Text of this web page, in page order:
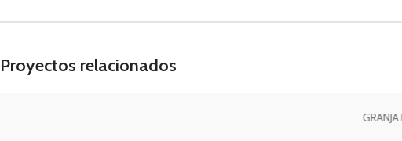
Proyectos relacionados
GRANJA DE